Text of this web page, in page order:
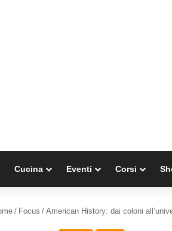
Cucina Eventi Corsi
/ Focus / American History: dai coloni